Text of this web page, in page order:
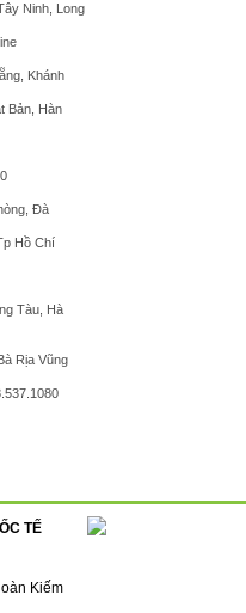
Ninh, Long
Khánh
Bản, Hàn
Đà
Hồ Chí
Tàu, Hà
Rịa Vũng
TẾ
Kiếm